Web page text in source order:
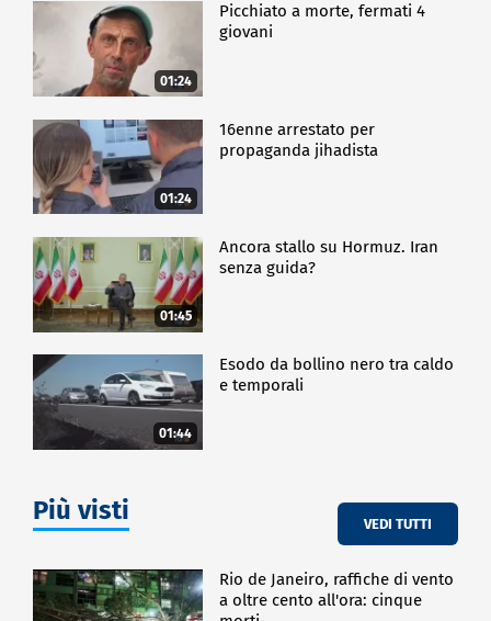
01:24
Picchiato a morte, fermati 4
giovani
01:24
16enne arrestato per
propaganda jihadista
01:45
Ancora stallo su Hormuz. Iran
senza guida?
01:44
Esodo da bollino nero tra caldo
e temporali
Più visti VEDI TUTTI
Rio de Janeiro, raffiche di vento
a oltre cento all'ora: cinque